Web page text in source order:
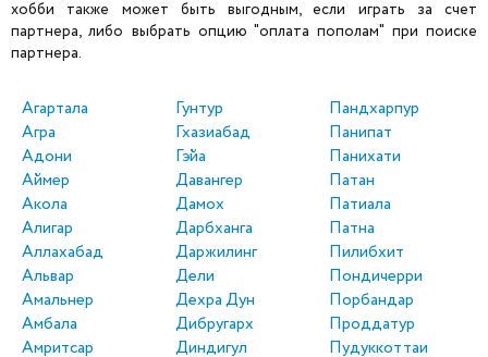
хобби также может быть выгодным, если играть за счет
партнера, либо выбрать опцию "оплата пополам" при поиске
партнера.
Агартала
Агра
Адони
Аймер
Акола
Алигар
Аллахабад
Альвар
Амальнер
Амбала
Амритсар
Гунтур
Гхазиабад
Гэйа
Давангер
Дамох
Дарбханга
Даржилинг
Дели
Дехра Дун
Дибругарх
Диндигул
Пандхарпур
Панипат
Панихати
Патан
Патиала
Патна
Пилибхит
Пондичерри
Порбандар
Проддатур
Пудуккоттаи